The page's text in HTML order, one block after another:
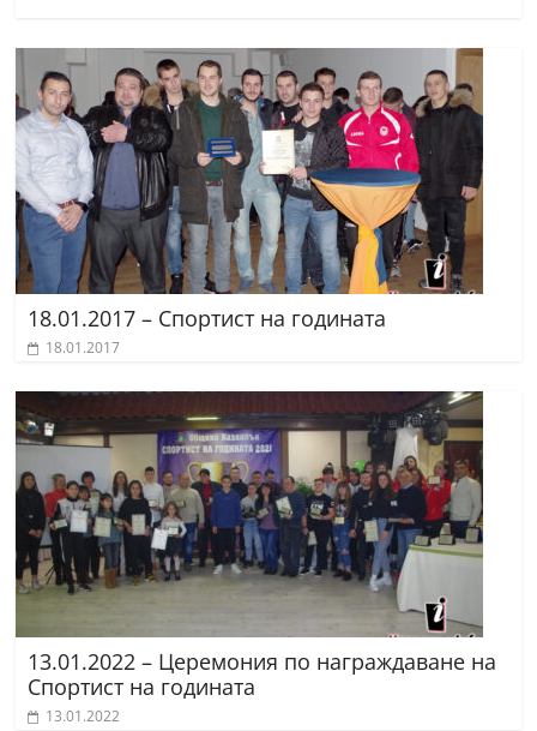
18.01.2017 – Спортист на годината
18.01.2017
13.01.2022 – Церемония по награждаване на
Спортист на годината
13.01.2022